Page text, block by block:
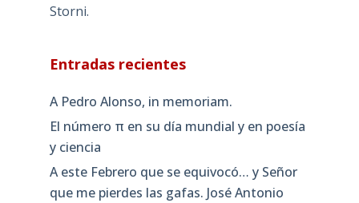
Storni.
Entradas recientes
A Pedro Alonso, in memoriam.
El número π en su día mundial y en poesía
y ciencia
A este Febrero que se equivocó… y Señor
que me pierdes las gafas. José Antonio